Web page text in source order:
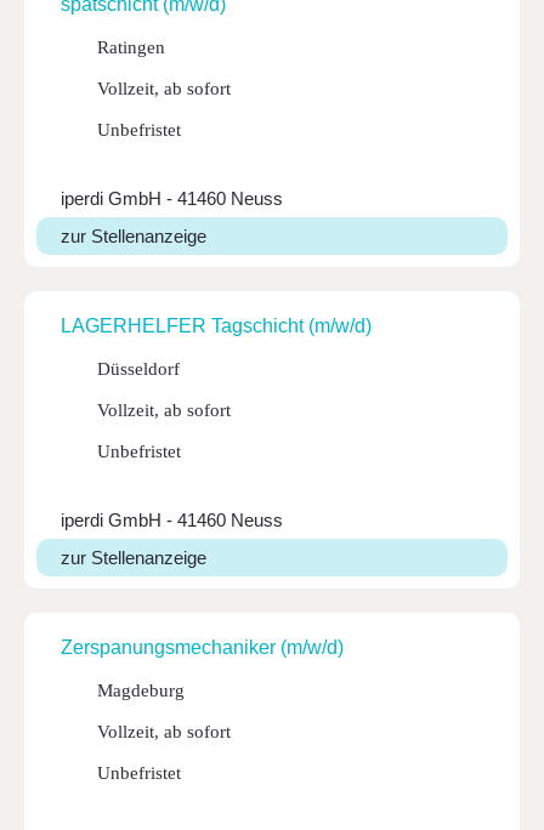
spät­schicht (m/w/d)
Ratingen
Vollzeit, ab sofort
Unbefristet
iperdi GmbH - 41460 Neuss
zur Stellenanzeige
LAGER­HELFER Tagschicht (m/w/d)
Düsseldorf
Vollzeit, ab sofort
Unbefristet
iperdi GmbH - 41460 Neuss
zur Stellenanzeige
Zerspa­nungs­me­cha­niker (m/w/d)
Magdeburg
Vollzeit, ab sofort
Unbefristet